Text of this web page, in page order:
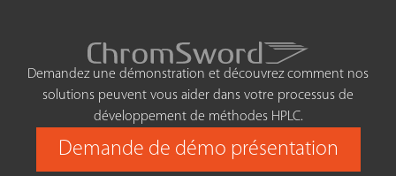
Demandez une démonstration et découvrez comment nos
solutions peuvent vous aider dans votre processus de
développement de méthodes HPLC.
Demande de démo présentation